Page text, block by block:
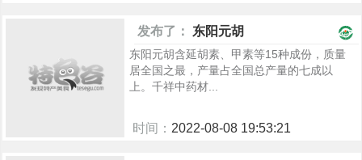
发布了： 东阳元胡
东阳元胡含延胡素、甲素等15种成份，质量
居全国之最，产量占全国总产量的七成以
上。千祥中药材...
时间： 2022-08-08 19:53:21